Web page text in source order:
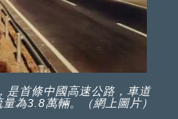
是首條中國高速公路，車道
為3.8萬輛。（網上圖片）